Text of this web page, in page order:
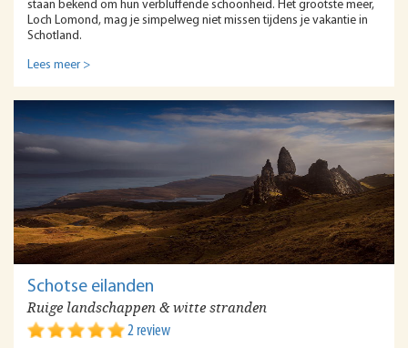
staan bekend om hun verbluffende schoonheid. Het grootste meer,
Loch Lomond, mag je simpelweg niet missen tijdens je vakantie in
Schotland.
Lees meer >
Schotse eilanden
Ruige landschappen & witte stranden
2 review